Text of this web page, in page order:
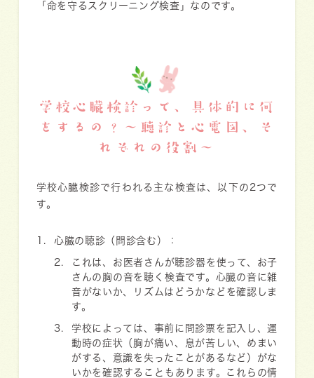
「 命を守るスクリーニング検査 」なのです。
学校心臓検診って、具体的に何
をするの？〜聴診と心電図、そ
れぞれの役割〜
学校心臓検診で行われる主な検査は、以下の2つで
す。
心臓の聴診（問診含む） ：
これは、お医者さんが聴診器を使って、お子
さんの胸の音を聴く検査です。心臓の音に雑
音がないか、リズムはどうかなどを確認しま
す。
学校によっては、事前に問診票を記入し、運
動時の症状（胸が痛い、息が苦しい、めまい
がする、意識を失ったことがあるなど）がな
いかを確認することもあります。これらの情